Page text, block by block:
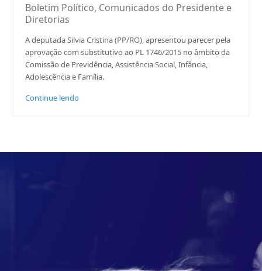
Boletim Político, Comunicados do Presidente e
Diretorias
A deputada Silvia Cristina (PP/RO), apresentou parecer pela
aprovação com substitutivo ao PL 1746/2015 no âmbito da
Comissão de Previdência, Assistência Social, Infância,
Adolescência e Família.
Continue lendo